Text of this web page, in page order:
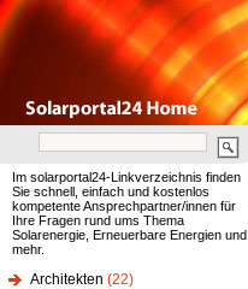
Im solarportal24-Linkverzeichnis finden
Sie schnell, einfach und kostenlos
kompetente Ansprechpartner/innen für
Ihre Fragen rund ums Thema
Solarenergie, Erneuerbare Energien und
mehr.
Architekten (22)